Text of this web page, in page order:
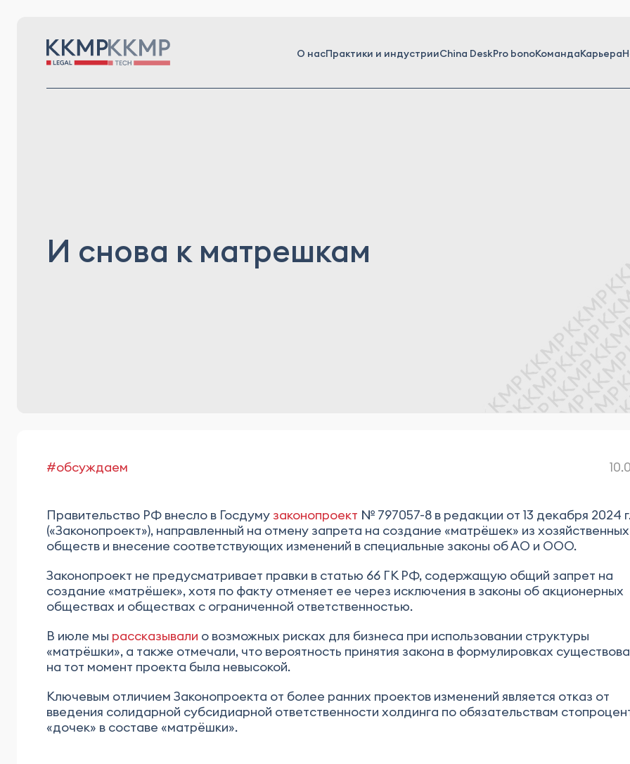
О насПрактики и индустрииChina DeskPro bonoКомандаКарьера
И снова к матрешкам
#обсуждаем
Правительство РФ внесло в Госдумузаконопроект № 797057-8 в редакции от 13 декабря 2024
(«Законопроект»), направленный на отмену запрета на создание «матрёшек» из хозяйственных
обществ и внесение соответствующих изменений в специальные законы об АО и ООО.
Законопроект не предусматривает правки в статью 66 ГК РФ, содержащую общий запрет на
создание «матрёшек», хотя по факту отменяет ее через исключения в законы об акционерных
обществах и обществах с ограниченной ответственностью.
В июле мы рассказывали о возможных рисках для бизнеса при использовании структуры
«матрёшки», а также отмечали, что вероятность принятия закона в формулировках
на тот момент проекта была невысокой.
Ключевым отличием Законопроекта от более ранних проектов изменений является отказ от
введения солидарной субсидиарной ответственности холдинга по обязательствам
«дочек» в составе «матрёшки».